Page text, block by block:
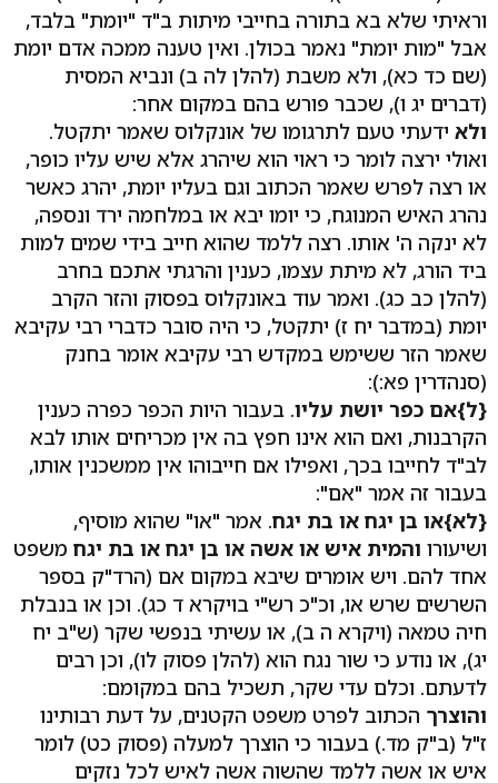
וראיתי שלא בא בתורה בחייבי מיתות ב"ד "יומת" בלבד,
אבל "מות יומת" נאמר בכולן. ואין טענה ממכה אדם יומת
(שם כד כא), ולא משבת (להלן לה ב) ונביא המסית
(דברים יג ו), שכבר פורש בהם במקום אחר:
ולא ידעתי טעם לתרגומו של אונקלוס שאמר יתקטל.
ואולי ירצה לומר כי ראוי הוא שיהרג אלא שיש עליו כופר,
או רצה לפרש שאמר הכתוב וגם בעליו יומת, יהרג כאשר
נהרג האיש המנוגח, כי יומו יבא או במלחמה ירד ונספה,
לא ינקה ה' אותו. רצה ללמד שהוא חייב בידי שמים למות
ביד הורג, לא מיתת עצמו, כענין והרגתי אתכם בחרב
(להלן כב כג). ואמר עוד באונקלוס בפסוק והזר הקרב
יומת (במדבר יח ז) יתקטל, כי היה סובר כדברי רבי עקיבא
שאמר הזר ששימש במקדש רבי עקיבא אומר בחנק
(סנהדרין פא:):
{ל}אם כפר יושת עליו. בעבור היות הכפר כפרה כענין
הקרבנות, ואם הוא אינו חפץ בה אין מכריחים אותו לבא
לב"ד לחייבו בכך, ואפילו אם חייבוהו אין ממשכנין אותו,
בעבור זה אמר "אם":
{לא}או בן יגח או בת יגח. אמר "או" שהוא מוסיף,
ושיעורו והמית איש או אשה או בן יגח או בת יגח משפט
אחד להם. ויש אומרים שיבא במקום אם (הרד"ק בספר
השרשים שרש או, וכ"כ רש"י בויקרא ד כג). וכן או בנבלת
חיה טמאה (ויקרא ה ב), או עשיתי בנפשי שקר (ש"ב יח
יג), או נודע כי שור נגח הוא (להלן פסוק לו), וכן רבים
לדעתם. וכלם עדי שקר, תשכיל בהם במקומם:
והוצרך הכתוב לפרט משפט הקטנים, על דעת רבותינו
ז"ל (ב"ק מד.) בעבור כי הוצרך למעלה (פסוק כט) לומר
איש או אשה ללמד שהשוה אשה לאיש לכל נזקים